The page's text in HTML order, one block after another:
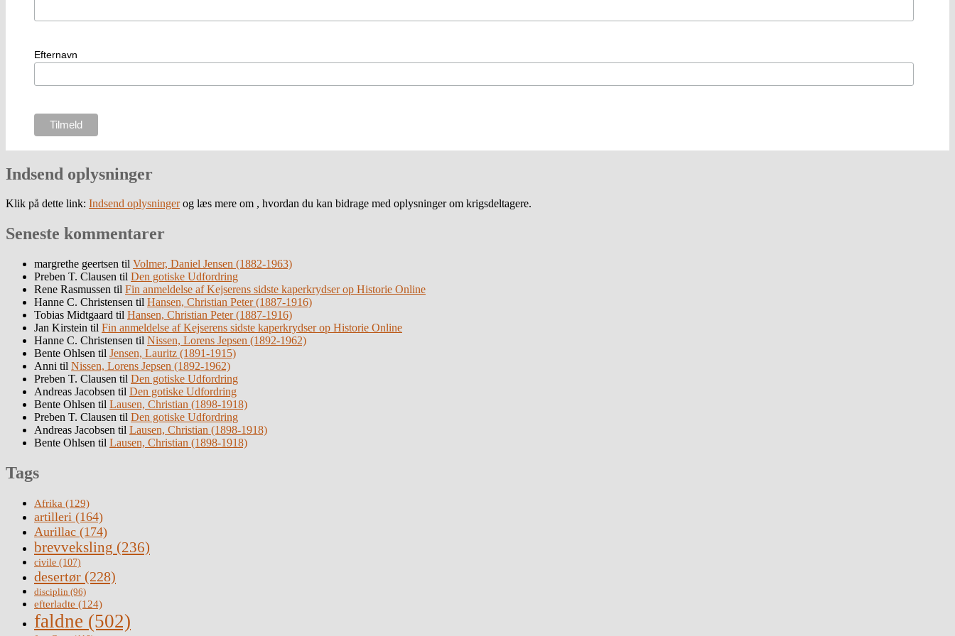
Efternavn
Indsend oplysninger
Klik på dette link: Indsend oplysningerog læs mere om , hvordan du kan bidrage med oplysninger om krigsdeltagere.
Seneste kommentarer
margrethe geertsen til Volmer, Daniel Jensen (1882-1963)
Preben T. Clausen til Den gotiske Udfordring
Rene Rasmussen til Fin anmeldelse af Kejserens sidste kaperkrydser op Historie Online
Hanne C. Christensen til Hansen, Christian Peter (1887-1916)
Tobias Midtgaard til Hansen, Christian Peter (1887-1916)
Jan Kirstein til Fin anmeldelse af Kejserens sidste kaperkrydser op Historie Online
Hanne C. Christensen til Nissen, Lorens Jepsen (1892-1962)
Bente Ohlsen til Jensen, Lauritz (1891-1915)
Anni til Nissen, Lorens Jepsen (1892-1962)
Preben T. Clausen til Den gotiske Udfordring
Andreas Jacobsen til Den gotiske Udfordring
Bente Ohlsen til Lausen, Christian (1898-1918)
Preben T. Clausen til Den gotiske Udfordring
Andreas Jacobsen til Lausen, Christian (1898-1918)
Bente Ohlsen til Lausen, Christian (1898-1918)
Tags
Afrika (129)
artilleri (164)
Aurillac (174)
brevveksling (236)
civile (107)
desertør (228)
disciplin (96)
efterladte (124)
faldne (502)